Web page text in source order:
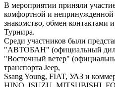
В мероприятии приняли
комфортной и непринужденной
знакомство, обмен контактами
Турнира.
Среди участников были
"АВТОБАН" (официальный
"Восточный ветер"
транспорта Jeep,
Ssang Young, FIAT, УАЗ и
HINO, ISUZU, MITSUBISHI,